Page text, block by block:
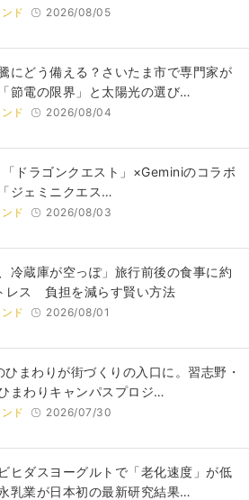
ド 2026/08/05
にどう備える？さいたま市で専門家が
節電の限界」と太陽光の選び…
ド 2026/08/04
ドラゴンクエスト」×Geminiのコラボ
ジェミニクエス…
ド 2026/08/03
冷蔵庫が空っぽ」旅行前後の食事に約
レス 負担を減らす賢い方法
ド 2026/08/01
まわりが街づくりの入口に。習志野・
まわりキャンパスプロジ…
ド 2026/07/30
ヒダスヨーグルトで「老化速度」が低
乳業が日本初の最新研究結果…